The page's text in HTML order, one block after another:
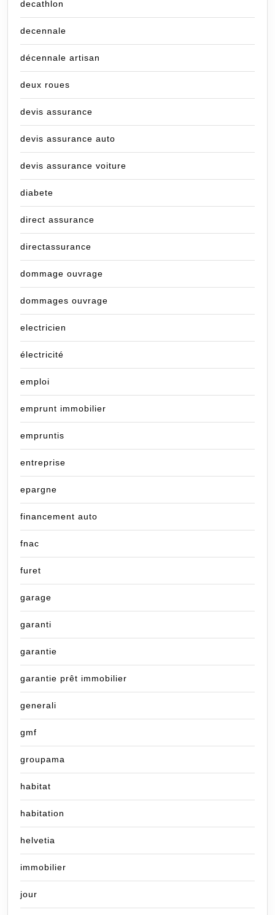
decathlon
decennale
décennale artisan
deux roues
devis assurance
devis assurance auto
devis assurance voiture
diabete
direct assurance
directassurance
dommage ouvrage
dommages ouvrage
electricien
électricité
emploi
emprunt immobilier
empruntis
entreprise
epargne
financement auto
fnac
furet
garage
garanti
garantie
garantie prêt immobilier
generali
gmf
groupama
habitat
habitation
helvetia
immobilier
jour